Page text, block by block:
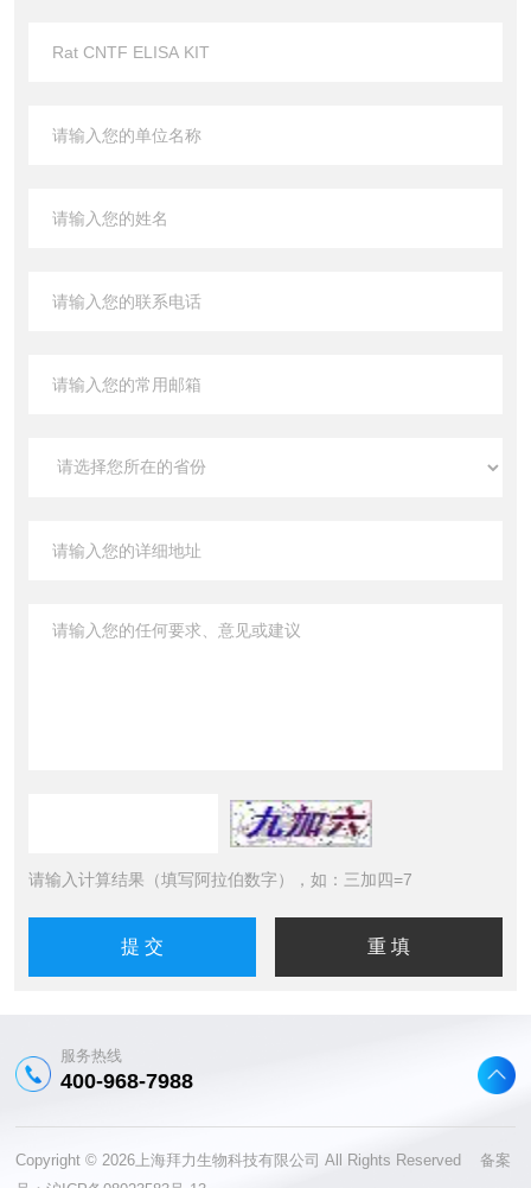
请输入计算结果（填写阿拉伯数字），如：三加四=7
服务热线
400-968-7988
Copyright © 2026上海拜力生物科技有限公司 All Rights Reserved 备案